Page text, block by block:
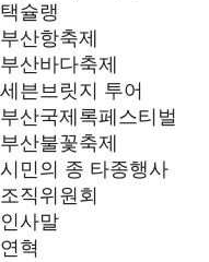
택슐랭
부산항축제
부산바다축제
세븐브릿지 투어
부산국제록페스티벌
부산불꽃축제
시민의 종 타종행사
조직위원회
인사말
연혁